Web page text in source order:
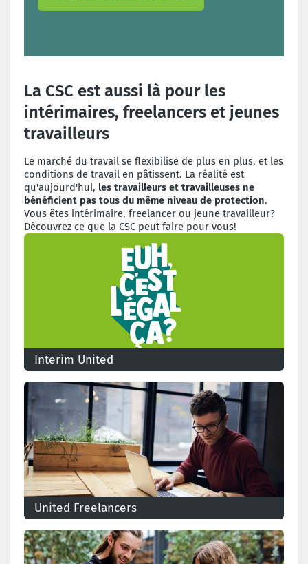
La CSC est aussi là pour les
intérimaires, freelancers et jeunes
travailleurs
Le marché du travail se flexibilise de plus en plus, et les
conditions de travail en pâtissent. La réalité est
qu'aujourd'hui, les travailleurs et travailleuses ne
bénéficient pas tous du même niveau de protection.
Vous êtes intérimaire, freelancer ou jeune travailleur?
Découvrez ce que la CSC peut faire pour vous!
Interim United
Le syndicat des intérimaires
United Freelancers
United Freelancers